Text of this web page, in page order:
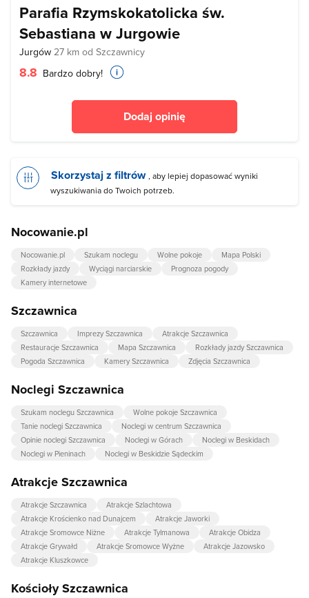
Parafia Rzymskokatolicka św.
Sebastiana w Jurgowie
Jurgów 27 km od Szczawnicy
8.8 Bardzo dobry!
Dodaj opinię
Skorzystaj z filtrów , aby lepiej dopasować wyniki
wyszukiwania do Twoich potrzeb.
Nocowanie.pl
Nocowanie.pl Szukam noclegu Wolne pokoje
Mapa Polski
Rozkłady jazdy
Wyciągi narciarskie
Prognoza pogody
Kamery internetowe
Szczawnica
Szczawnica Imprezy Szczawnica
Atrakcje Szczawnica
Restauracje Szczawnica
Mapa Szczawnica
Rozkłady jazdy Szczawnica
Pogoda Szczawnica
Kamery Szczawnica Zdjęcia Szczawnica
Noclegi Szczawnica
Szukam noclegu Szczawnica
Wolne pokoje Szczawnica
Tanie noclegi Szczawnica
Noclegi w centrum Szczawnica
Opinie noclegi Szczawnica
Noclegi w Górach
Noclegi w Beskidach
Noclegi w Pieninach
Noclegi w Beskidzie Sądeckim
Atrakcje Szczawnica
Atrakcje Szczawnica
Atrakcje Szlachtowa
Atrakcje Krościenko nad Dunajcem
Atrakcje Jaworki
Atrakcje Sromowce Niżne
Atrakcje Tylmanowa
Atrakcje Obidza
Atrakcje Grywałd
Atrakcje Sromowce Wyżne
Atrakcje Jazowsko
Atrakcje Kluszkowce
Kościoły Szczawnica